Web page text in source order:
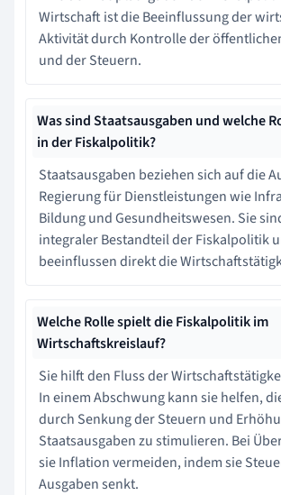
Wirtschaft ist die Beeinflussung der
Aktivität durch Kontrolle der
und der Steuern.
Was sind Staatsausgaben und welche
in der Fiskalpolitik?
Staatsausgaben beziehen sich auf die
Regierung für Dienstleistungen wie
Bildung und Gesundheitswesen. Sie
integraler Bestandteil der Fiskalpolitik
beeinflussen direkt die
Welche Rolle spielt die Fiskalpolitik im
Wirtschaftskreislauf?
Sie hilft den Fluss der
In einem Abschwung kann sie helfen,
durch Senkung der Steuern und
Staatsausgaben zu stimulieren. Bei
sie Inflation vermeiden, indem sie
Ausgaben senkt.